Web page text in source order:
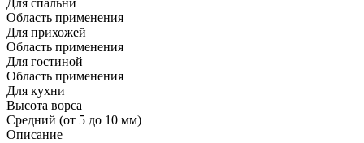
Для спальни
Область применения
Для прихожей
Область применения
Для гостиной
Область применения
Для кухни
Высота ворса
Средний (от 5 до 10 мм)
Описание